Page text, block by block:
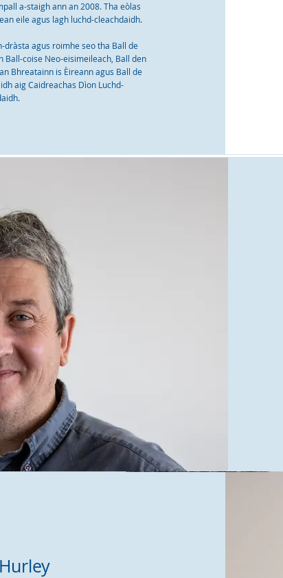
a-staigh ann an 2008. Tha eòlas
eile agus lagh luchd-cleachdaidh.
dràsta agus roimhe seo tha Ball de
Ball-coise Neo-eisimeileach, Ball den
Bhreatainn is Èireann agus Ball de
aig Caidreachas Dìon Luchd-